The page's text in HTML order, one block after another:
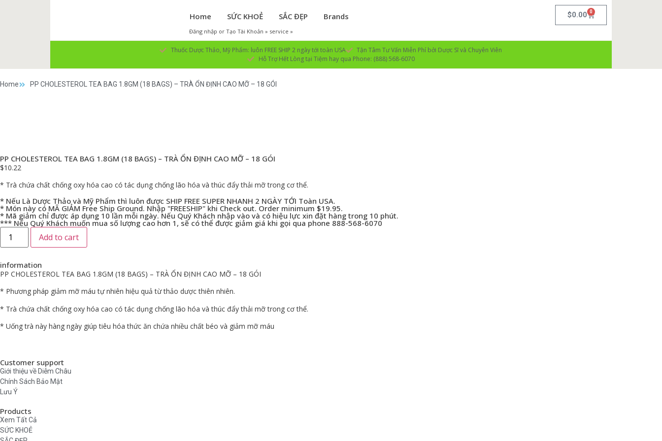
Home SỨC KHOẺ SẮC ĐẸP Brands
Đăng nhập or Tạo Tài Khoản » service »
$0.00 0
Thuốc Dược Thảo, Mỹ Phẩm: luôn FREE SHIP 2 ngày tới toàn USA
Tận Tâm Tư Vấn Miễn Phí bởi Dược Sĩ và Chuyên Viên
Hỗ Trợ Hết Lòng tại Tiệm hay qua Phone: (888) 568-6070
Home PP CHOLESTEROL TEA BAG 1.8GM (18 BAGS) – TRÀ ỔN ĐỊNH CAO MỠ – 18 GÓI
PP CHOLESTEROL TEA BAG 1.8GM (18 BAGS) – TRÀ ỔN ĐỊNH CAO MỠ – 18 GÓI
$10.22
* Trà chứa chất chống oxy hóa cao có tác dụng chống lão hóa và thúc đẩy thải mỡ trong cơ thể.
* Nếu Là Dược Thảo và Mỹ Phẩm thì luôn được SHIP FREE SUPER NHANH 2 NGÀY TỚI Toàn USA.
* Món này có MÃ GIẢM Free Ship Ground. Nhập "FREESHIP" khi Check out. Order minimum $19.95.
* Mã giảm chỉ được áp dụng 10 lần mỗi ngày. Nếu Quý Khách nhập vào và có hiệu lực xin đặt hàng trong 10 phút.
*** Nếu Quý Khách muốn mua số lượng cao hơn 1, sẽ có thể được giảm giá khi gọi qua phone 888-568-6070
Add to cart
information
PP CHOLESTEROL TEA BAG 1.8GM (18 BAGS) – TRÀ ỔN ĐỊNH CAO MỠ – 18 GÓI
* Phương pháp giảm mỡ máu tự nhiên hiệu quả từ thảo dược thiên nhiên.
* Trà chứa chất chống oxy hóa cao có tác dụng chống lão hóa và thúc đẩy thải mỡ trong cơ thể.
* Uống trà này hàng ngày giúp tiêu hóa thức ăn chứa nhiều chất béo và giảm mỡ máu
Customer support
Giới thiệu về Diễm Châu
Chính Sách Bảo Mật
Lưu Ý
Products
Xem Tất Cả
SỨC KHOẺ